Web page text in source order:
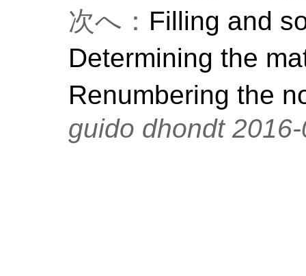
次へ： Filling and
Determining the
Renumbering the
guido dhondt